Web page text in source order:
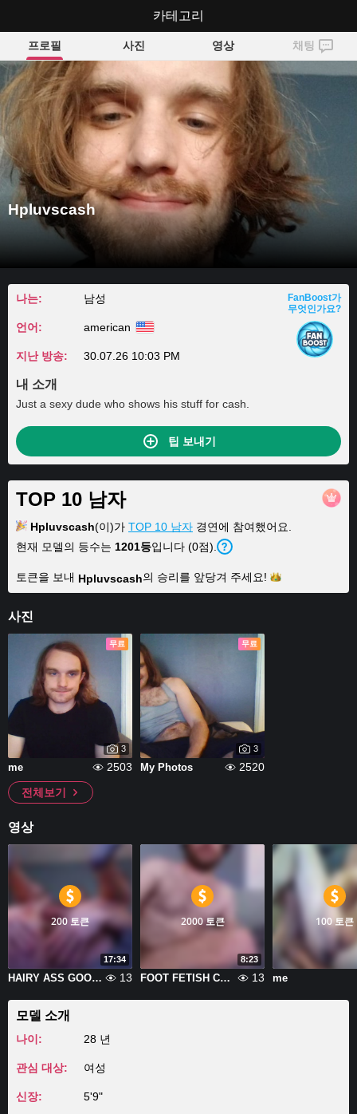
Hpluvscash
프로필 사진 영상 채팅
Hpluvscash
나는: 남성
언어: american
지난 방송: 30.07.26 10:03 PM
FanBoost가
무엇인가요?
내 소개
Just a sexy dude who shows his stuff for cash.
팁 보내기
TOP 10 남자
Hpluvscash(이)가 TOP 10 남자 경연에 참여했어요.
현재 모델의 등수는 1201등입니다 (0점).
토큰을 보내 Hpluvscash의 승리를 앞당겨 주세요!
사진
무료
3
me 2503
무료
3
My Photos
2520
전체보기
영상
17:34
200 토큰
HAIRY ASS GOONER VID 13
8:23
2000 토큰
FOOT FETISH CUM SHOT ON FEET 13
100 토큰
me
모델 소개
나이: 28 년
관심 대상: 여성
신장: 5'9"
카테고리